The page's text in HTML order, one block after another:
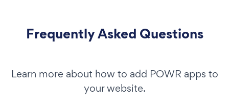
Frequently Asked Questions
Learn more about how to add POWR apps to
your website.